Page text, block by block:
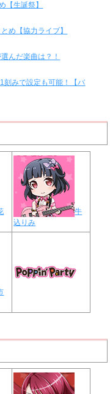
【生誕祭】
め【協力ライブ】
んだ楽曲は？！
刻みで設定も可能！【バ
牛
込りみ